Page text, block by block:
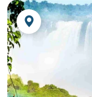
Septembre
12
10 24